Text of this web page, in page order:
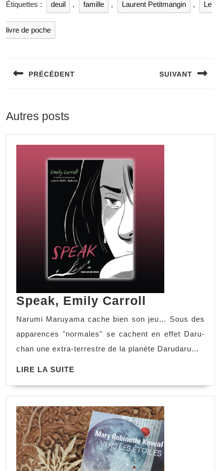
Étiquettes : deuil , famille , Laurent Petitmangin , Le
livre de poche
PRÉCÉDENT SUIVANT
Autres posts
Speak, Emily Carroll
Narumi Maruyama cache bien son jeu… Sous des
apparences "normales" se cachent en effet Daru-
chan une extra-terrestre de la planète Darudaru…
LIRE LA SUITE